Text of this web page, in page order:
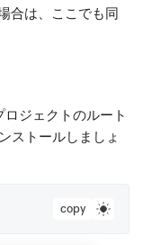
合は、ここでも同
ジェクトのルート
ストールしましょ
copy